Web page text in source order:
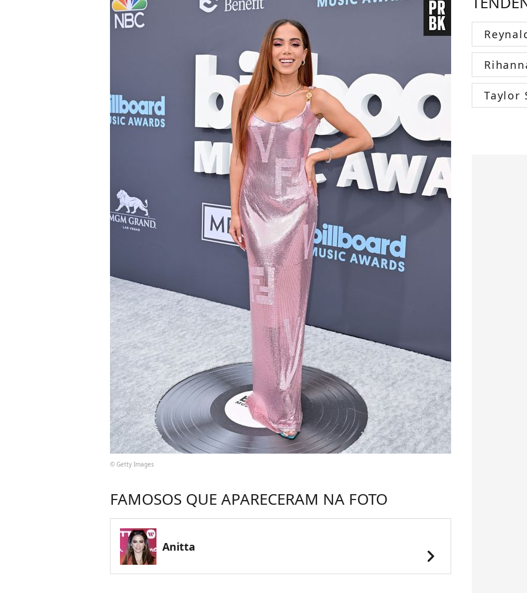
© Getty Images
FAMOSOS QUE APARECERAM NA FOTO
Anitta chevron_right
Taylor